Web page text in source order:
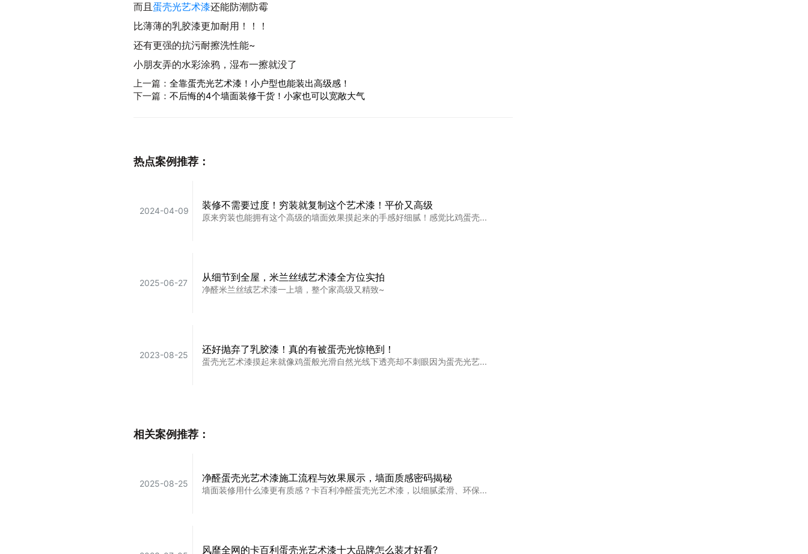
而且 蛋壳光艺术漆还能防潮防霉
比薄薄的乳胶漆更加耐用！！！
还有更强的抗污耐擦洗性能~
小朋友弄的水彩涂鸦，湿布一擦就没了
上一篇： 全靠蛋壳光艺术漆！小户型也能装出高级感！
下一篇： 不后悔的4个墙面装修干货！小家也可以宽敞大气
热点案例推荐：
2024-04-09 装修不需要过度！穷装就复制这个艺术漆！平价又高级
原来穷装也能拥有这个高级的墙面效果摸起来的手感好细腻！感觉比鸡蛋壳...
2025-06-27 从细节到全屋，米兰丝绒艺术漆全方位实拍
净醛米兰丝绒艺术漆一上墙，整个家高级又精致~
2023-08-25 还好抛弃了乳胶漆！真的有被蛋壳光惊艳到！
蛋壳光艺术漆摸起来就像鸡蛋般光滑自然光线下透亮却不刺眼因为蛋壳光艺...
2023-12-09
墙面装修就复制这个艺术漆，轻奢又实用！自从墙面装修做了艺术漆瞬间感...
都2024年了！谁能拒绝雅晶石艺术漆的肌理感！
相关案例推荐：
2025-08-25 净醛蛋壳光艺术漆施工流程与效果展示，墙面质感密码揭秘
墙面装修用什么漆更有质感？卡百利净醛蛋壳光艺术漆，以细腻柔滑、环保...
风靡全网的卡百利蛋壳光艺术漆十大品牌怎么装才好看?